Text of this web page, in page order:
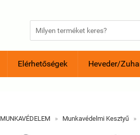
Elérhetőségek Heveder/
MUNKAVÉDELEM » Munkavédelmi Kesztyű »